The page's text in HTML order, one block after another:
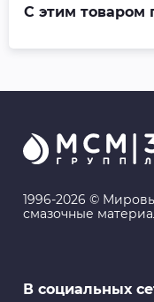
japanparts pa277af
kawe 123300
quinton hazell mbp1611
roadhouse 2123300
tatsumi tca1046
trw gdb3429
С этим товаром
1996-2026 ©
смазочные
В социальных